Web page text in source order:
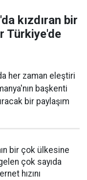
kızdıran bir
Türkiye'de
her zaman eleştiri
başkenti
bir paylaşım
bir çok ülkesine
çok sayıda
hızını